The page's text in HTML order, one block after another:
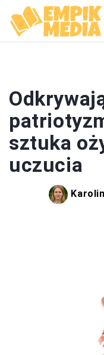
sztuka
uczucia